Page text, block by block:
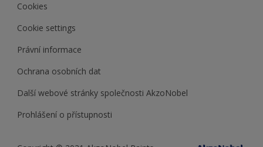
Cookies
Cookie settings
Právní informace
Ochrana osobních dat
Další webové stránky společnosti AkzoNobel
Prohlášení o přístupnosti